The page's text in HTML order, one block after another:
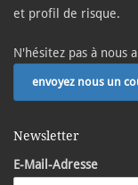
et profil de risque.
N'hésitez pas à nous
envoyez nous un
Newsletter
E-Mail-Adresse